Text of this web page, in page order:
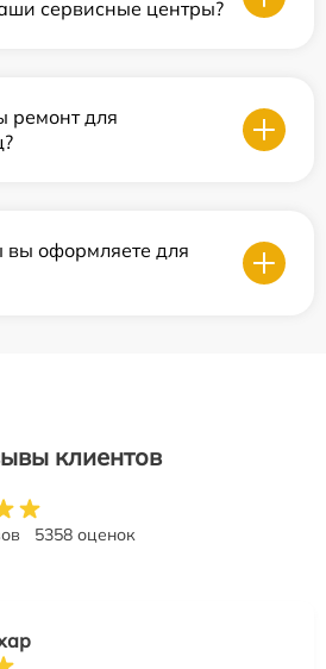
сервисные центры?
ремонт для
вы оформляете для
клиентов
5358 оценок